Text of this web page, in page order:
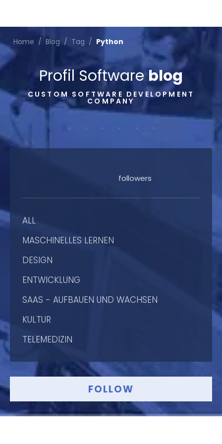
Home / Blog / Tag / Python
Profil Software blog
CUSTOM SOFTWARE DEVELOPMENT
COMPANY
followers
ALL
MASCHINELLES LERNEN
DESIGN
ENTWICKLUNG
SAAS - AUFBAUEN UND WACHSEN
KULTUR
TELEMEDIZIN
FOLLOW